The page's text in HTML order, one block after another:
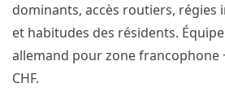
dominants, accès routiers, régies
et habitudes des résidents.
allemand pour zone francophone
CHF.